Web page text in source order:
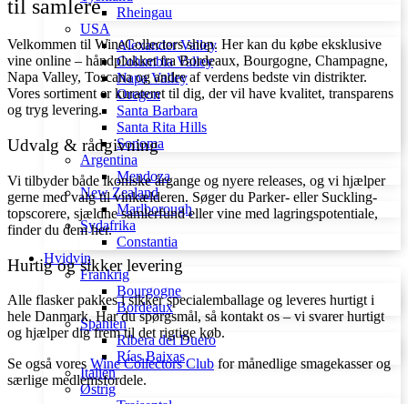
Rheingau
USA
Alexander Valley
Columbia Valley
Napa Valley
Oregon
Santa Barbara
Santa Rita Hills
Sonoma
Argentina
Mendoza
New Zealand
Marlborough
Sydafrika
Constantia
Hvidvin
Frankrig
Bourgogne
Bordeaux
Spanien
Ribera del Duero
Rías Baixas
Italien
Østrig
til samlere
Velkommen til WineCollectors shop. Her kan du købe eksklusive
vine online – håndplukket fra Bordeaux, Bourgogne, Champagne,
Napa Valley, Toscana og andre af verdens bedste vin distrikter.
Vores sortiment er kurateret til dig, der vil have kvalitet, transparens
og tryg levering.
Udvalg & rådgivning
Vi tilbyder både ikoniske årgange og nyere releases, og vi hjælper
gerne med valg til vinkælderen. Søger du Parker- eller Suckling-
topscorere, sjældne samlerfund eller vine med lagringspotentiale,
finder du dem her.
Hurtig og sikker levering
Alle flasker pakkes i sikker specialemballage og leveres hurtigt i
hele Danmark. Har du spørgsmål, så kontakt os – vi svarer hurtigt
og hjælper dig frem til det rigtige køb.
Se også vores Wine Collectors Club for månedlige smagekasser og
særlige medlemsfordele.